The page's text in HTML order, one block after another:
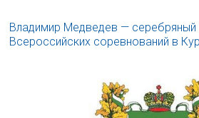
Владимир Медведев — серебряный
Всероссийских соревнований в